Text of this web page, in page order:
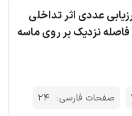
عددی اثر تداخلی
نزدیک بر روی ماسه
صفحات فارسی: 24